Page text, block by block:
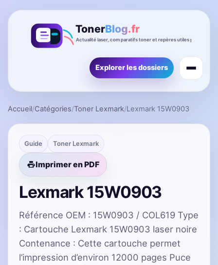
Explorer les dossiers
Accueil/Catégories/Toner Lexmark/Lexmark 15W0903
Guide Toner Lexmark
Imprimer en PDF
Lexmark 15W0903
Référence OEM : 15W0903 / COL619 Type
: Cartouche Lexmark 15W0903 laser noire
Contenance : Cette cartouche permet
l’impression d’environ 12000 pages Puce